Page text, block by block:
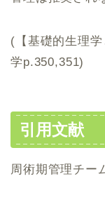
(【基礎的生理
学p.350,351)
引用文献
周術期管理チー